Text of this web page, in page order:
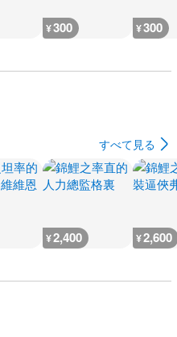
¥300 ¥300
すべて見る
¥2,400 ¥2,600